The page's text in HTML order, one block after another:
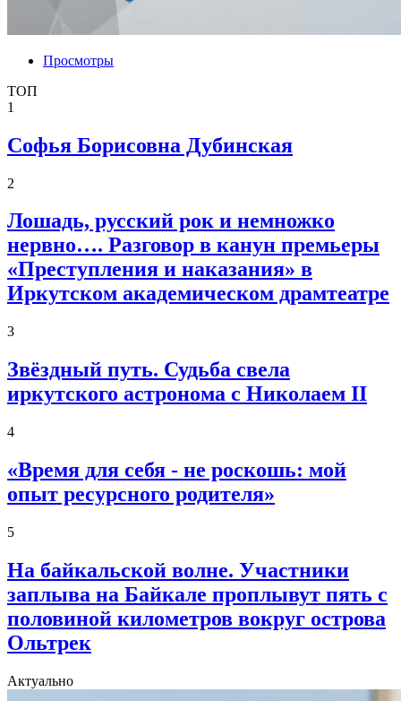
Просмотры
ТОП
1
Софья Борисовна Дубинская
2
Лошадь, русский рок и немножко
нервно…. Разговор в канун премьеры
«Преступления и наказания» в
Иркутском академическом драмтеатре
3
Звёздный путь. Судьба свела
иркутского астронома с Николаем II
4
«Время для себя - не роскошь: мой
опыт ресурсного родителя»
5
На байкальской волне. Участники
заплыва на Байкале проплывут пять с
половиной километров вокруг острова
Ольтрек
Актуально